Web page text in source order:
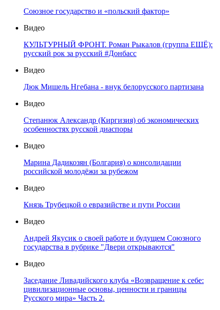
Союзное государство и «польский фактор»
Видео
КУЛЬТУРНЫЙ ФРОНТ. Роман Рыкалов (группа ЕЩЁ):
русский рок за русский #Донбасс
Видео
Дюк Мишель Нгебана - внук белорусского партизана
Видео
Степанюк Александр (Киргизия) об экономических
особенностях русской диаспоры
Видео
Марина Дадикозян (Болгария) о консолидации
российской молодёжи за рубежом
Видео
Князь Трубецкой о евразийстве и пути России
Видео
Андрей Якусик о своей работе и будущем Союзного
государства в рубрике "Двери открываются"
Видео
Заседание Ливадийского клуба «Возвращение к себе:
цивилизационные основы, ценности и границы
Русского мира» Часть 2.